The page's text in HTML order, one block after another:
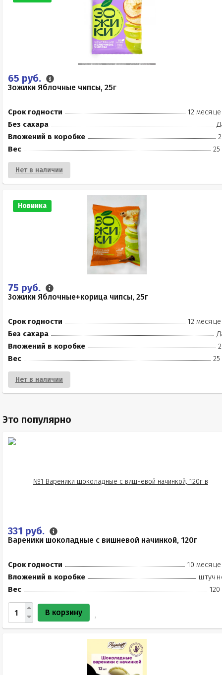
65 руб.
Зожики Яблочные чипсы, 25г
Срок годности
12
Без сахара
Вложений в коробке
Вес
25
Нет в наличии
Новинка
75 руб.
Зожики Яблочные+корица чипсы, 25г
Срок годности
12
Без сахара
Вложений в коробке
Вес
25
Нет в наличии
Это популярно
331 руб.
Вареники шоколадные с вишневой начинкой, 120г
Срок годности
10
Вложений в коробке
Вес
120
В корзину